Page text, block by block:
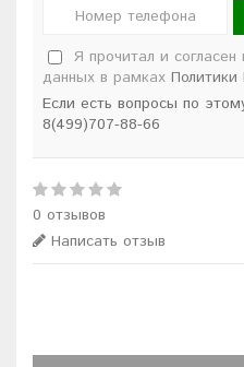
Я прочитал и
данных в рамках
Если есть вопросы по
8(499)707-88-66
0 отзывов
Написать отзыв